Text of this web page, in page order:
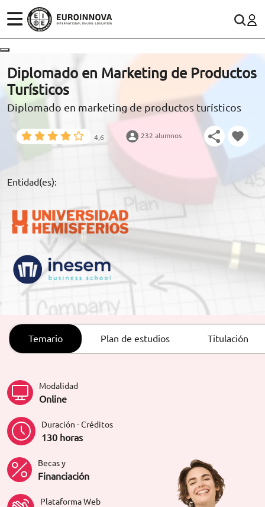
ESTUDIOS
CONOCE EUROINNOVA
ARTÍCULOS
ORIENTACIÓN LABORAL
(+34)958 050 200
900 831 200
formacion@euroinnova.com
TRABAJA CON NOSOTROS
Diplomado en Marketing de Productos
Turísticos
Diplomado en marketing de productos turísticos
4,6 232 alumnos
Entidad(es):
Temario Plan de estudios Titulación
Modalidad
Online
Duración - Créditos
130 horas
Becas y
Financiación
Plataforma Web